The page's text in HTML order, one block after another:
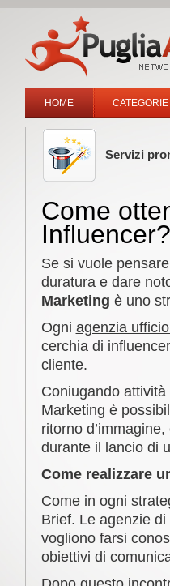
HOME CATEGORIE
Servizi
Come
Influencer?
Se si vuole
duratura e dare
Marketing è uno
Ogni agenzia
cerchia di
cliente.
Coniugando
Marketing è
ritorno
durante il lancio di
Come realizzare
Come in ogni
Brief. Le agenzie
vogliono farsi
obiettivi di